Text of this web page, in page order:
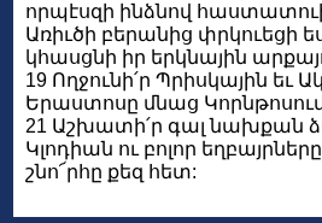
որպէսզի ինձնով հաստատուի
Առիւծի բերանից փրկուեցի
կհասցնի իր երկնային
19 Ողջունի՛ր Պրիսկային եւ
Երաստոսը մնաց
21 Աշխատի՛ր գալ նախքան
Կլոդիան ու բոլոր
շնո՜րհը քեզ հետ: